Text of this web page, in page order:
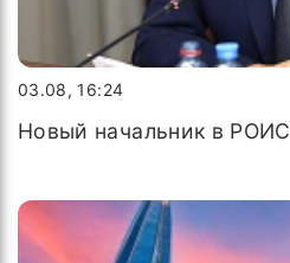
03.08, 16:24
Новый начальник в РОИС